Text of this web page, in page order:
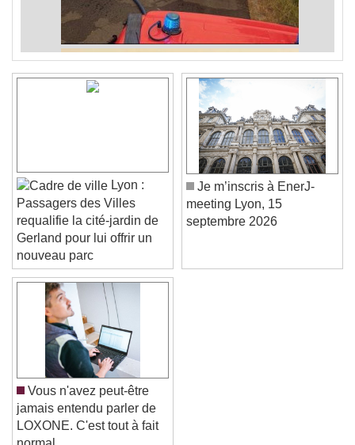
Lyon :
Passagers des Villes
requalifie la cité-jardin de
Gerland pour lui offrir un
nouveau parc
Je m’inscris à EnerJ-
meeting Lyon, 15
Vous n'avez peut-être
jamais entendu parler de
LOXONE. C'est tout à fait